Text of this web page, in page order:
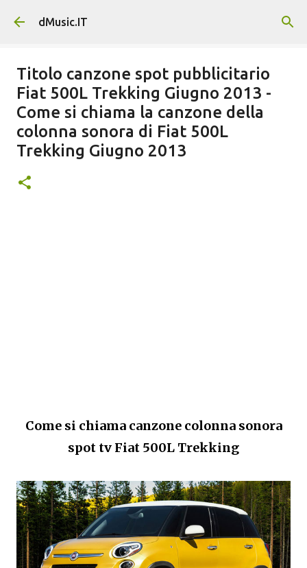
Passa ai contenuti principali
dMusic.IT
Titolo canzone spot pubblicitario
Fiat 500L Trekking Giugno 2013 -
Come si chiama la canzone della
colonna sonora di Fiat 500L
Trekking Giugno 2013
Come si chiama canzone colonna sonora
spot tv Fiat 500L Trekking